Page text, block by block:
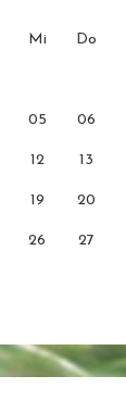
Mi Do
05 06
12 13
19 20
26 27